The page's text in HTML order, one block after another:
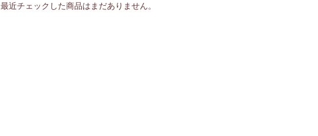
最近チェックした商品はまだありません。